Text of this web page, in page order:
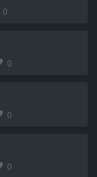
0
0
0
0